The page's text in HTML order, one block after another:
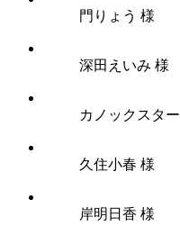
門りょう 様
深田えいみ 様
カノックスタ
久住小春 様
岸明日香 様